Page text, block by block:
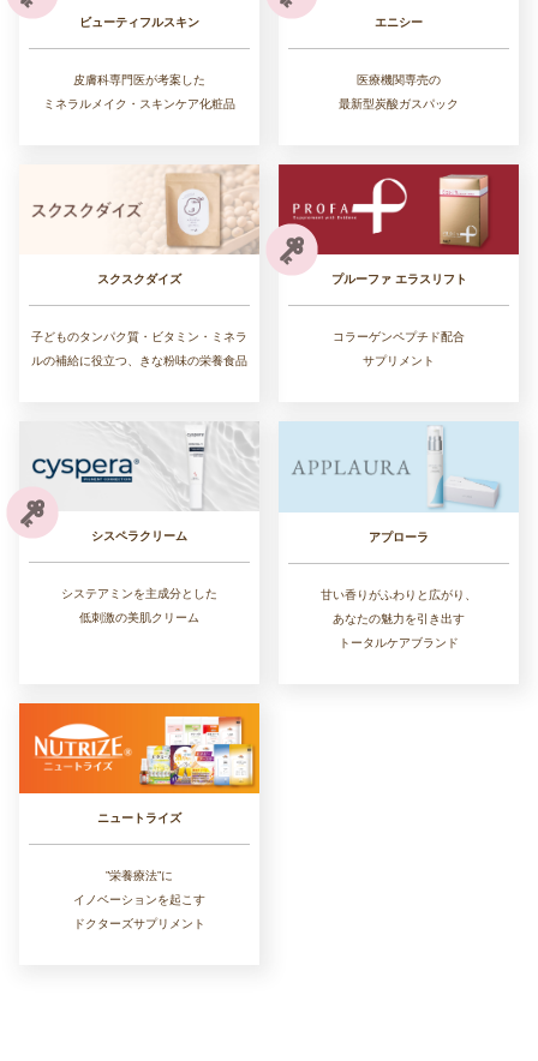
ビューティフルスキン
皮膚科専門医が考案した
ミネラルメイク・スキンケア化粧品
エニシー
医療機関専売の
最新型炭酸ガスパック
スクスクダイズ
子どものタンパク質・ビタミン・ミネラ
ルの補給に役立つ、きな粉味の栄養食品
プルーファ エラスリフト
コラーゲンペプチド配合
サプリメント
シスペラクリーム
システアミンを主成分とした
低刺激の美肌クリーム
アプローラ
甘い香りがふわりと広がり、
あなたの魅力を引き出す
トータルケアブランド
ニュートライズ
”栄養療法”に
イノベーションを起こす
ドクターズサプリメント